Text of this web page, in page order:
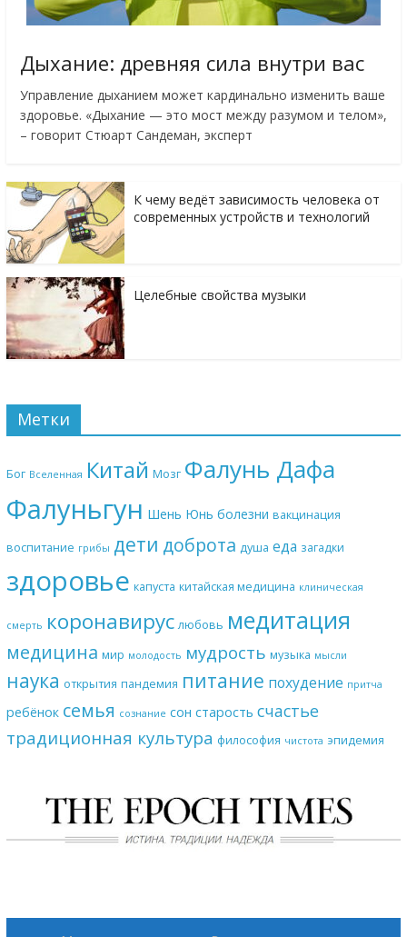
Дыхание: древняя сила внутри вас
Управление дыханием может кардинально изменить ваше
здоровье. «Дыхание — это мост между разумом и телом»,
– говорит Стюарт Сандеман, эксперт
К чему ведёт зависимость человека от
современных устройств и технологий
Целебные свойства музыки
Метки
Бог Вселенная Китай Мозг Фалунь Дафа
Фалуньгун Шень Юнь болезни вакцинация
воспитание грибы дети доброта душа еда загадки
здоровье капуста китайская медицина клиническая
смерть коронавирус любовь медитация
медицина мир молодость мудрость музыка мысли
наука открытия пандемия питание похудение притча
ребёнок семья сознание сон старость счастье
традиционная культура философия чистота эпидемия